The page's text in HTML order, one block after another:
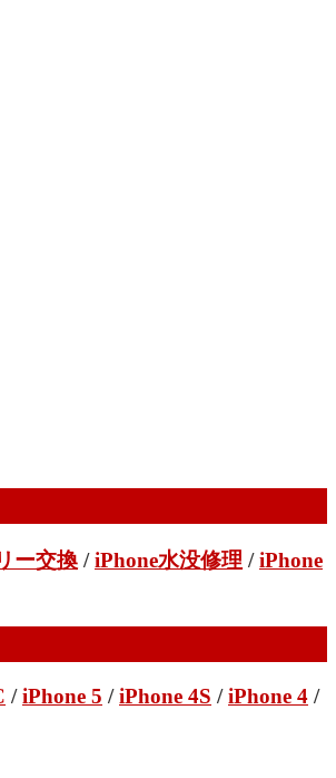
ー交換 /iPhone水没修理 /iPhone
/iPhone 5 /iPhone 4S /iPhone 4 /